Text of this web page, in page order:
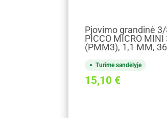
Pjovimo grandinė
PICCO MICRO MINI
(PMM3), 1,1 MM,
Turime sandėlyje
15,10 €